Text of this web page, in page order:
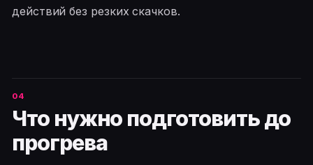
действий без резких скачков.
Что нужно подготовить до
прогрева